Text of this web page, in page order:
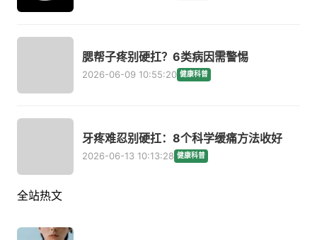
腮帮子疼别硬扛？6类病因需警惕
2026-06-09 10:55:20 健康科普
牙疼难忍别硬扛：8个科学缓痛方法收好
2026-06-13 10:13:28 健康科普
全站热文